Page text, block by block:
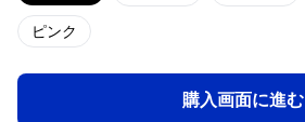
ピンク
購入画面に進む